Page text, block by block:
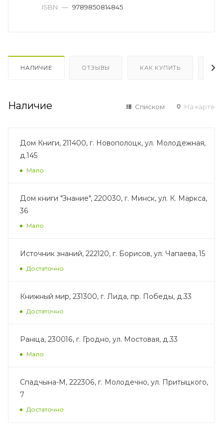
ISBN — 9789850814845
НАЛИЧИЕ ОТЗЫВЫ КАК КУПИТЬ
Наличие Списком На карте
Дом Книги, 211400, г. Новополоцк, ул. Молодежная,
д.145
Мало
Дом книги "Знание", 220030, г. Минск, ул. К. Маркса,
36
Мало
Источник знаний, 222120, г. Борисов, ул. Чапаева, 15
Достаточно
Книжный мир, 231300, г. Лида, пр. Победы, д.33
Достаточно
Раніца, 230016, г. Гродно, ул. Мостовая, д.33
Мало
Спадчына-М, 222306, г. Молодечно, ул. Притыцкого,
7
Достаточно